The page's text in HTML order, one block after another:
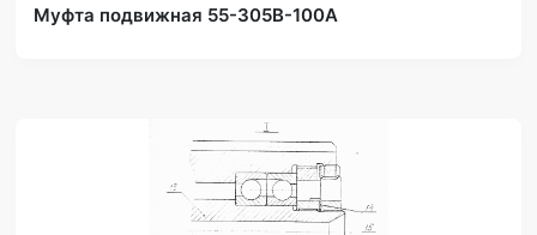
Муфта подвижная 55-305В-100А